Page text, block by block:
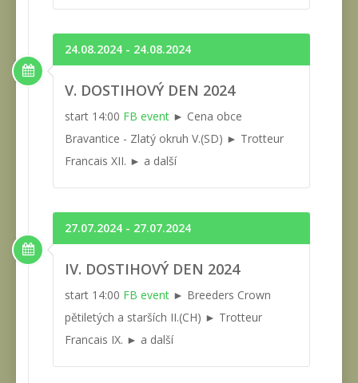
24.08.2024 - 24.08.2024
V. DOSTIHOVÝ DEN 2024
start 14:00 FB event ► Cena obce
Bravantice - Zlatý okruh V.(SD) ► Trotteur
Francais XII. ► a další
27.07.2024 - 27.07.2024
IV. DOSTIHOVÝ DEN 2024
start 14:00 FB event ► Breeders Crown
pětiletých a starších II.(CH) ► Trotteur
Francais IX. ► a další